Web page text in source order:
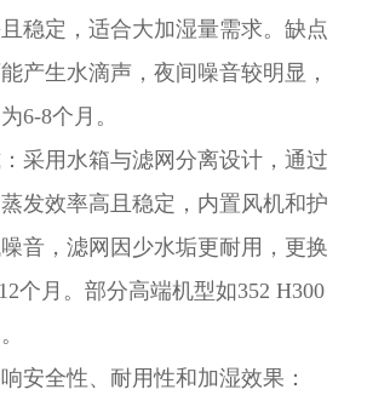
稳定，适合大加湿量需求。缺点
产生水滴声，夜间噪音较明显，
6-8个月。
：采用水箱与滤网分离设计，通过
发效率高且稳定，内置风机和护
音，滤网因少水垢更耐用，更换
个月。部分高端机型如352 H300
安全性、耐用性和加湿效果：